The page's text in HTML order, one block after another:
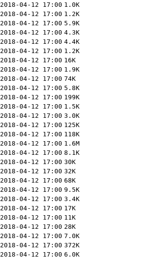
2018-04-12 17:00 1.0K
2018-04-12 17:00 1.2K
2018-04-12 17:00 5.9K
2018-04-12 17:00 4.3K
2018-04-12 17:00 4.4K
2018-04-12 17:00 1.2K
2018-04-12 17:00 16K
2018-04-12 17:00 1.9K
2018-04-12 17:00 74K
2018-04-12 17:00 5.8K
2018-04-12 17:00 199K
2018-04-12 17:00 1.5K
2018-04-12 17:00 3.0K
2018-04-12 17:00 125K
2018-04-12 17:00 118K
2018-04-12 17:00 1.6M
2018-04-12 17:00 8.1K
2018-04-12 17:00 30K
2018-04-12 17:00 32K
2018-04-12 17:00 68K
2018-04-12 17:00 9.5K
2018-04-12 17:00 3.4K
2018-04-12 17:00 17K
2018-04-12 17:00 11K
2018-04-12 17:00 28K
2018-04-12 17:00 7.0K
2018-04-12 17:00 372K
2018-04-12 17:00 6.0K